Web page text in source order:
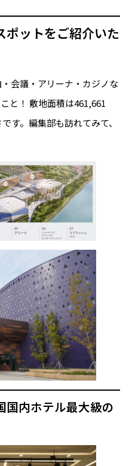
ポットをご紹介いた
会議・アリーナ・カジノな
と！ 敷地面積は461,661
す。編集部も訪れてみて、
国内ホテル最大級の